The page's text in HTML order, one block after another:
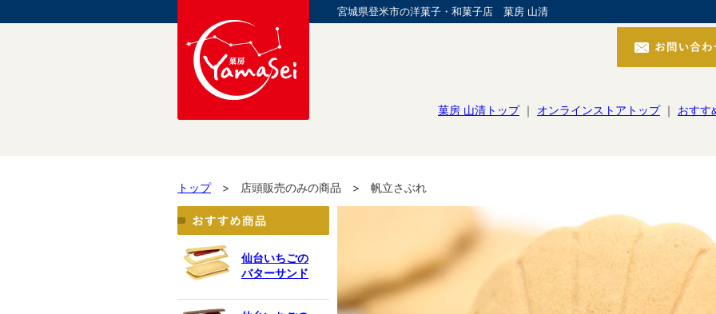
宮城県登米市の洋菓子・和菓子店 菓房 山清
菓房 山清トップ｜ オンラインストアトップ｜ おすす
トップ> 店頭販売のみの商品 > 帆立さぶれ
仙台いちごの
バターサンド